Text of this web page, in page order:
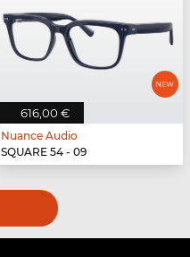
616,00 €
Nuance Audio
SQUARE 54 - 09